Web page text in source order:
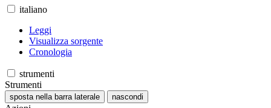
italiano
Leggi
Visualizza sorgente
Cronologia
strumenti
Strumenti
sposta nella barra laterale nascondi